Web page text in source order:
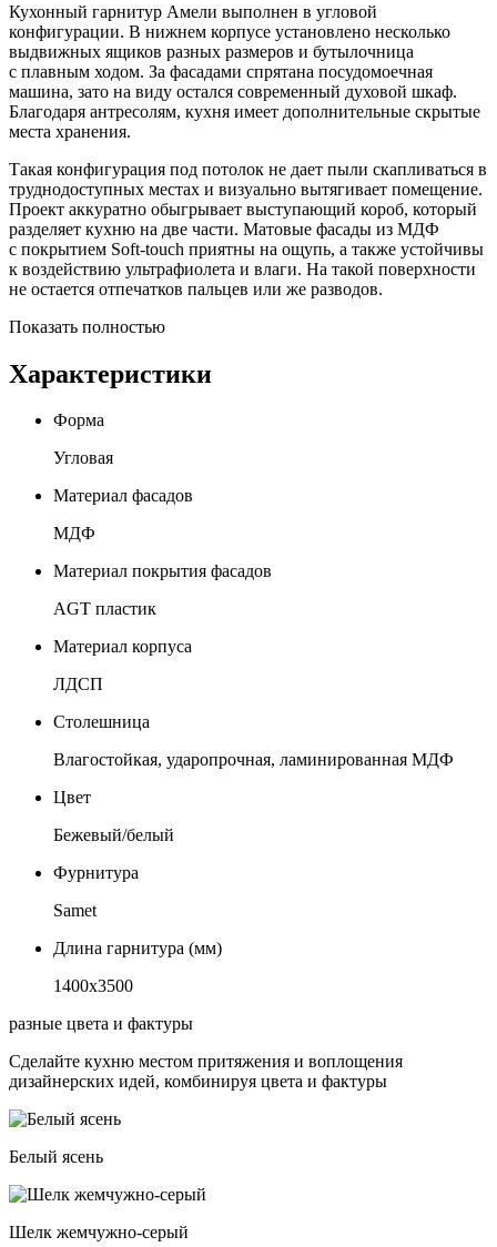
Кухонный гарнитур Амели выполнен в угловой
конфигурации. В нижнем корпусе установлено несколько
выдвижных ящиков разных размеров и бутылочница
с плавным ходом. За фасадами спрятана посудомоечная
машина, зато на виду остался современный духовой шкаф.
Благодаря антресолям, кухня имеет дополнительные скрытые
места хранения.
Такая конфигурация под потолок не дает пыли скапливаться в
труднодоступных местах и визуально вытягивает помещение.
Проект аккуратно обыгрывает выступающий короб, который
разделяет кухню на две части. Матовые фасады из МДФ
с покрытием Soft-touch приятны на ощупь, а также устойчивы
к воздействию ультрафиолета и влаги. На такой поверхности
не остается отпечатков пальцев или же разводов.
Показать полностью
Характеристики
Форма
Угловая
Материал фасадов
МДФ
Материал покрытия фасадов
AGT пластик
Материал корпуса
ЛДСП
Столешница
Влагостойкая, ударопрочная, ламинированная МДФ
Цвет
Бежевый/белый
Фурнитура
Samet
Длина гарнитура (мм)
1400х3500
разные цвета и фактуры
Сделайте кухню местом притяжения и воплощения
дизайнерских идей, комбинируя цвета и фактуры
Белый ясень
Шелк жемчужно-серый